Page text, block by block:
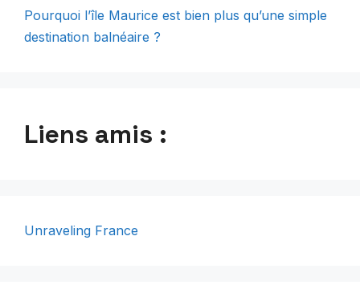
Pourquoi l’île Maurice est bien plus qu’une simple
destination balnéaire ?
Liens amis :
Unraveling France